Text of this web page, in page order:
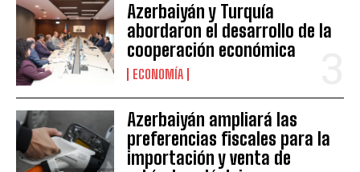
Azerbaiyán y Turquía
abordaron el desarrollo de la
cooperación económica
ECONOMÍA
Azerbaiyán ampliará las
preferencias fiscales para la
importación y venta de